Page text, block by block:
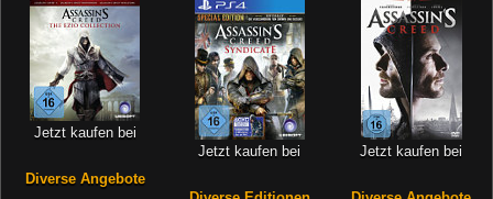
Jetzt kaufen bei
Diverse Angebote
Jetzt kaufen bei Jetzt kaufen bei